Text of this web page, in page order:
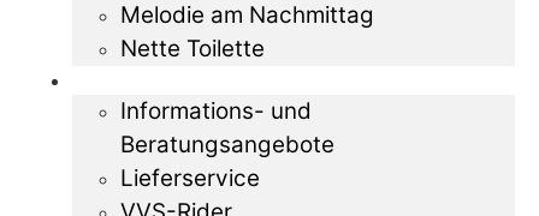
Melodie am Nachmittag
Nette Toilette
Informations- und
Beratungsangebote
Lieferservice